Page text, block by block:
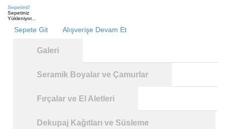
Sepetim0
Sepetiniz
Yükleniyor...
Sepete Git Alışverişe Devam Et
Galeri
Seramik Boyalar ve Çamurlar
Fırçalar ve El Aletleri
Dekupaj Kağıtları ve Süsleme